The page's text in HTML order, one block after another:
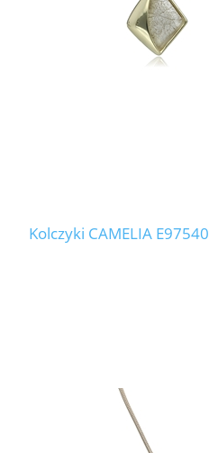
Kolczyki CAMELIA E97540